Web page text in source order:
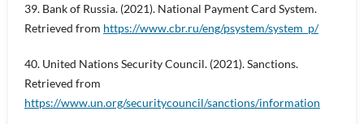
39. Bank of Russia. (2021). National Payment Card System.
Retrieved from https://www.cbr.ru/eng/psystem/system_p/
40. United Nations Security Council. (2021). Sanctions.
Retrieved from
https://www.un.org/securitycouncil/sanctions/information